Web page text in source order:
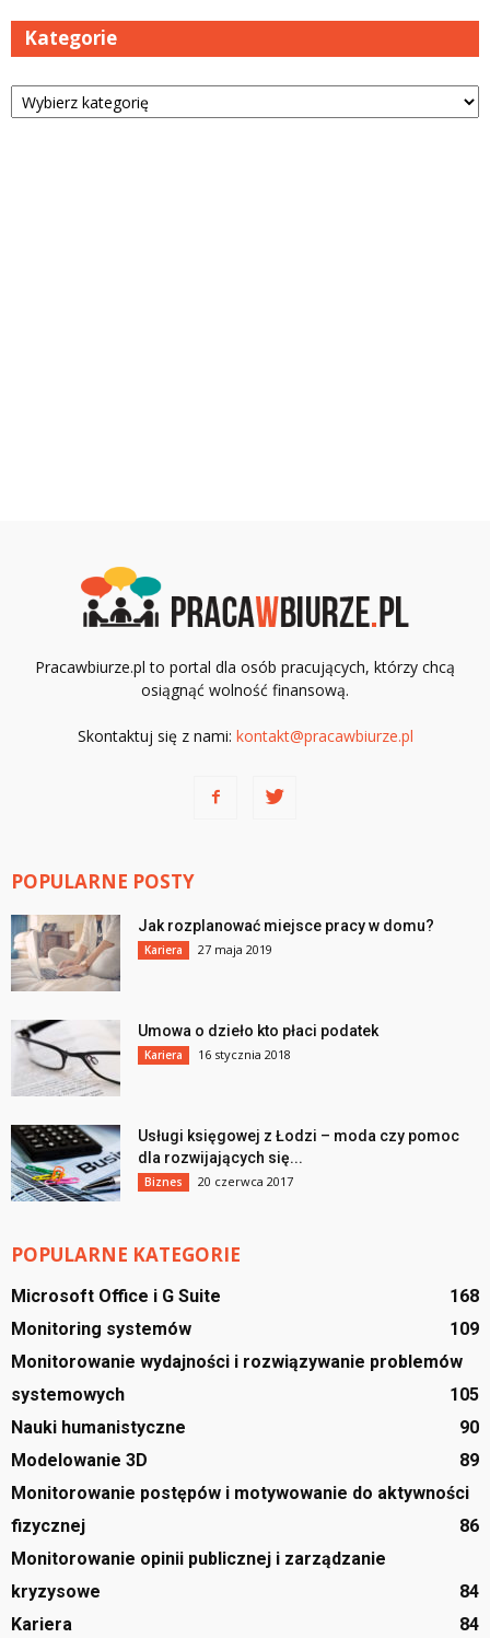
Kategorie
Kategorie
Pracawbiurze.pl to portal dla osób pracujących, którzy chcą
osiągnąć wolność finansową.
Skontaktuj się z nami: kontakt@pracawbiurze.pl
POPULARNE POSTY
Jak rozplanować miejsce pracy w domu?
Kariera 27 maja 2019
Umowa o dzieło kto płaci podatek
Kariera 16 stycznia 2018
Usługi księgowej z Łodzi – moda czy pomoc
dla rozwijających się...
Biznes 20 czerwca 2017
POPULARNE KATEGORIE
Microsoft Office i G Suite
168
Monitoring systemów
109
Monitorowanie wydajności i rozwiązywanie problemów
systemowych
105
Nauki humanistyczne
90
Modelowanie 3D
89
Monitorowanie postępów i motywowanie do aktywności
fizycznej
86
Monitorowanie opinii publicznej i zarządzanie
kryzysowe
84
Kariera
84